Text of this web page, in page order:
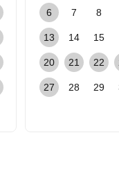
6 7 8
13 14 15
20 21 22
27 28 29